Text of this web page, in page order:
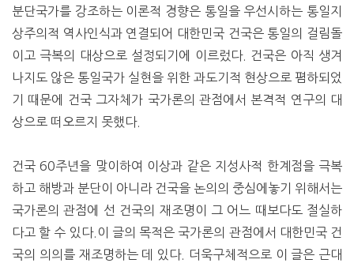
분단국가를 강조하는 이론적 경향은 통일을 우선시하는 통일지
상주의적 역사인식과 연결되어 대한민국 건국은 통일의 걸림돌
이고 극복의 대상으로 설정되기에 이르렀다. 건국은 아직 생겨
나지도 않은 통일국가 실현을 위한 과도기적 현상으로 폄하되었
기 때문에 건국 그자체가 국가론의 관점에서 본격적 연구의 대
상으로 떠오르지 못했다.
건국 60주년을 맞이하여 이상과 같은 지성사적 한계점을 극복
하고 해방과 분단이 아니라 건국을 논의의 중심에놓기 위해서는
국가론의 관점에 선 건국의 재조명이 그 어느 때보다도 절실하
다고 할 수 있다.이 글의 목적은 국가론의 관점에서 대한민국 건
국의 의의를 재조명하는 데 있다. 더욱구체적으로 이 글은 근대